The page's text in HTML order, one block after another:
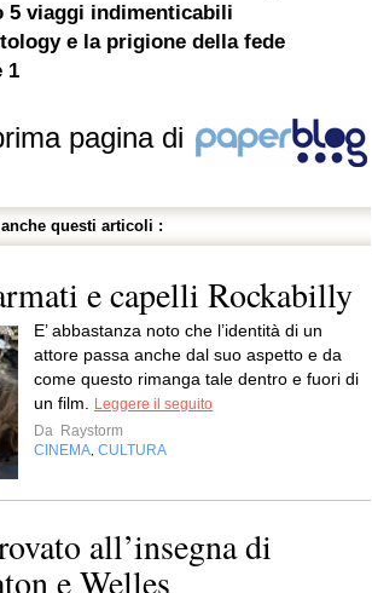
5 viaggi indimenticabili
e la prigione della fede
1
pagina di
questi articoli :
e capelli Rockabilly
E’ abbastanza noto che l’identità di un
attore passa anche dal suo aspetto e da
come questo rimanga tale dentro e fuori di
un film.
Leggere il seguito
Da Raystorm
CINEMA CULTURA
all’insegna di
e Welles